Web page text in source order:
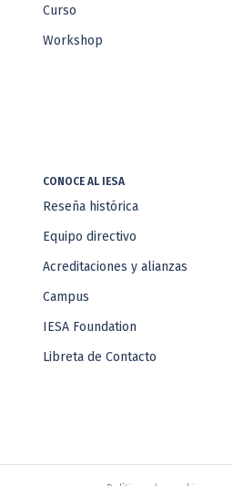
Curso
Workshop
CONOCE AL IESA
Reseña histórica
Equipo directivo
Acreditaciones y alianzas
Campus
IESA Foundation
Libreta de Contacto